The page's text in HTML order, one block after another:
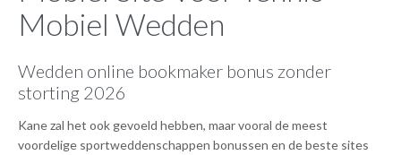
Mobiel Wedden
Wedden online bookmaker bonus zonder
storting 2026
Kane zal het ook gevoeld hebben, maar vooral de meest
voordelige sportweddenschappen bonussen en de beste sites